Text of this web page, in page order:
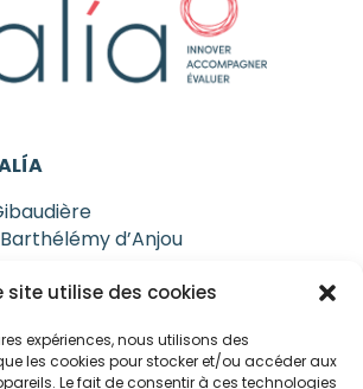
site utilise des cookies
expériences, nous utilisons des
les cookies pour stocker et/ou accéder aux
Le fait de consentir à ces technologies
d’Anjou